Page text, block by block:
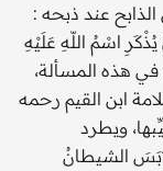
عند ذبحه :
يُذْكَرِ اسْمُ اللّهِ عَلَيْهِ
تفصيل في هذه المسألة،
ابن القيم رحمه
ويطرد
الشيطانُ